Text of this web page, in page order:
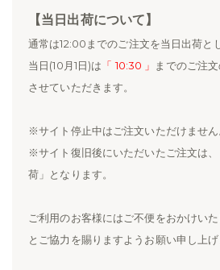
【当日出荷について】
通常は12:00までのご注文を当日出荷と
当日(10月1日)は 「 10:30 」
までのご注
させていただきます。
※サイト停止中はご注文いただけません
※サイト復旧後にいただいたご注文は、
荷」となります。
ご利用のお客様にはご不便をおかけい
とご協力を賜りますようお願い申し上げ